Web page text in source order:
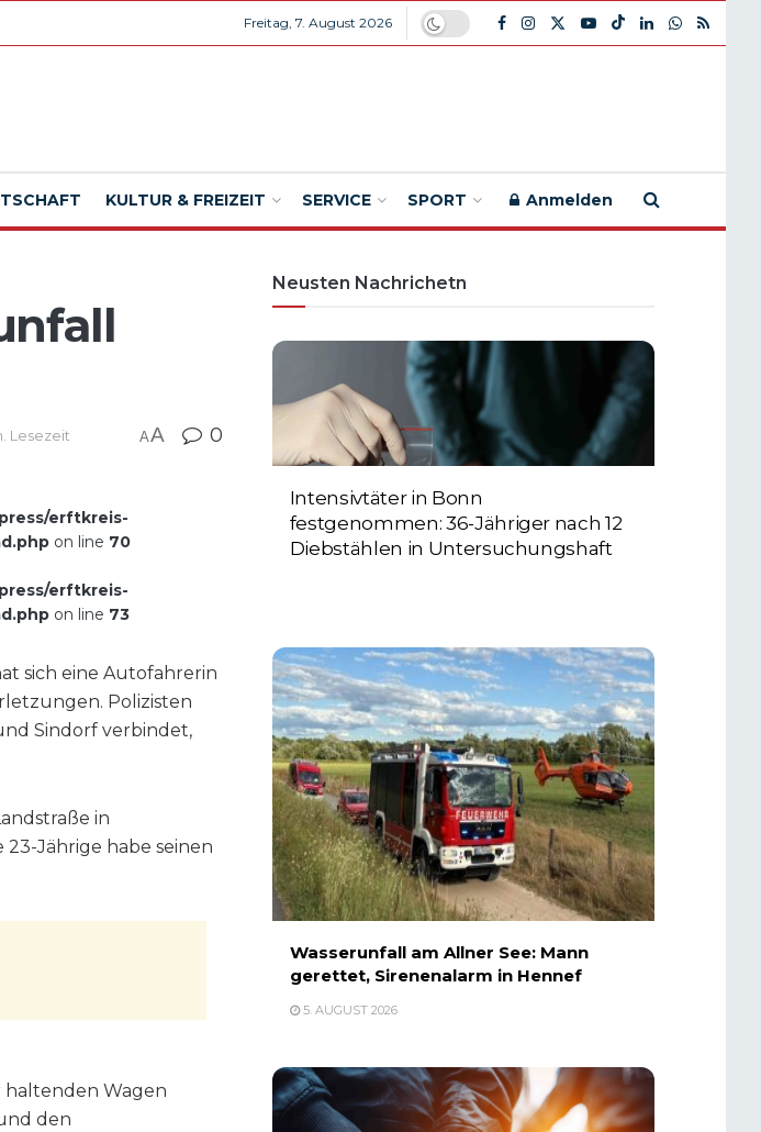
Freitag, 7. August 2026
KULTUR & FREIZEIT SERVICE SPORT Anmelden
Lesezeit AA 0
erftkreis-
on line 70
erftkreis-
on line 73
sich eine Autofahrerin
Polizisten
Sindorf verbindet,
in
Jährige habe seinen
haltenden Wagen
den
Neusten Nachrichetn
Intensivtäter in Bonn
festgenommen: 36-Jähriger nach 12
Diebstählen in Untersuchungshaft
Wasserunfall am Allner See: Mann
gerettet, Sirenenalarm in Hennef
5. AUGUST 2026